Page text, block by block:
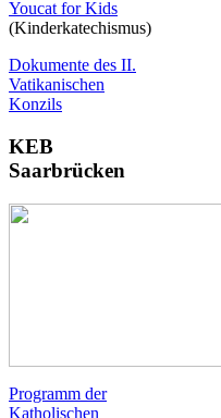
Youcat for Kids
(Kinderkatechismus)
Dokumente des II.
Vatikanischen
Konzils
KEB
Saarbrücken
Programm der
Katholischen